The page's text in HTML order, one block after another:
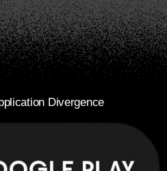
Divergence